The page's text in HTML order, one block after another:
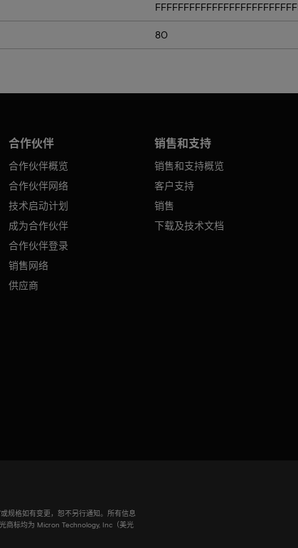
80
合作伙伴
合作伙伴概览
合作伙伴网络
技术启动计划
成为合作伙伴
合作伙伴登录
销售网络
供应商
销售和支持
销售和支持概览
客户支持
销售
下载及技术文档
规格如有变更，恕不另行通知。所有信息
商标均为 Micron Technology, Inc（美光